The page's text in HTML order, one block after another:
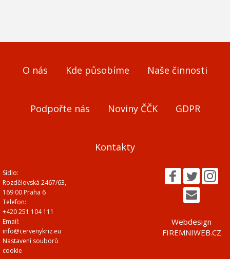
O nás Kde působíme Naše činnosti
Podpořte nás Noviny ČČK GDPR
Kontakty
Sídlo:
Rozdělovská 2467/63,
169 00 Praha 6
Telefon:
+420 251 104 111
Email:
info@cervenykriz.eu
Nastavení souborů
cookie
Webdesign
FIREMNIWEB.CZ